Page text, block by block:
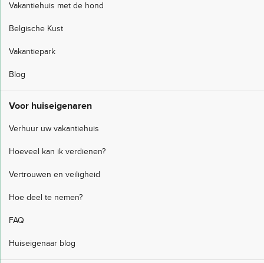
Vakantiehuis met de hond
Belgische Kust
Vakantiepark
Blog
Voor huiseigenaren
Verhuur uw vakantiehuis
Hoeveel kan ik verdienen?
Vertrouwen en veiligheid
Hoe deel te nemen?
FAQ
Huiseigenaar blog